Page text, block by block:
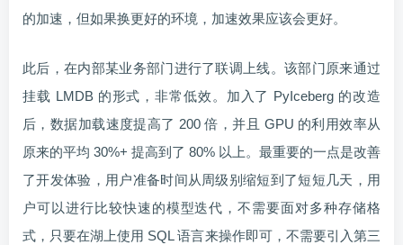
的加速，但如果换更好的环境，加速效果应该会更好。
此后，在内部某业务部门进行了联调上线。该部门原来通过
挂载 LMDB 的形式，非常低效。加入了 PyIceberg 的改造
后，数据加载速度提高了 200 倍，并且 GPU 的利用效率从
原来的平均 30%+ 提高到了 80% 以上。最重要的一点是改善
了开发体验，用户准备时间从周级别缩短到了短短几天，用
户可以进行比较快速的模型迭代，不需要面对多种存储格
式，只要在湖上使用 SQL 语言来操作即可，不需要引入第三